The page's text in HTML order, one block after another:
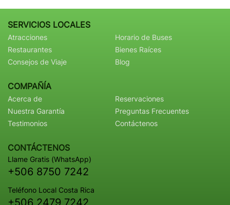
SERVICIOS LOCALES
Atracciones
Restaurantes
Consejos de Viaje
Horario de Buses
Bienes Raíces
Blog
COMPAÑÍA
Acerca de
Nuestra Garantía
Testimonios
Reservaciones
Preguntas Frecuentes
Contáctenos
CONTÁCTENOS
Llame Gratis (WhatsApp)
+506 8750 7242
Teléfono Local Costa Rica
+506 2479 7242